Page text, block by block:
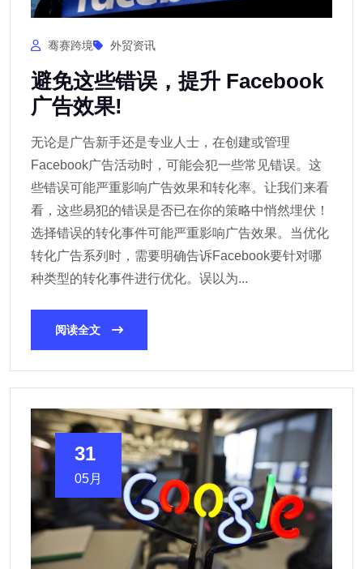
骞赛跨境 外贸资讯
避免这些错误，提升 Facebook
广告效果!
无论是广告新手还是专业人士，在创建或管理
Facebook广告活动时，可能会犯一些常见错误。这
些错误可能严重影响广告效果和转化率。让我们来看
看，这些易犯的错误是否已在你的策略中悄然埋伏！
选择错误的转化事件可能严重影响广告效果。当优化
转化广告系列时，需要明确告诉Facebook要针对哪
种类型的转化事件进行优化。误以为...
阅读全文
31
05月